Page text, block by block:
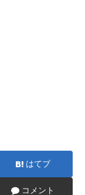
はてブ
コメント